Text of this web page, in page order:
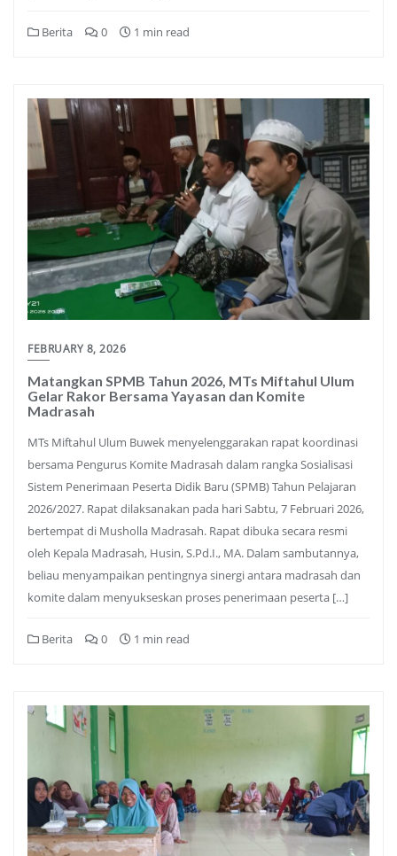
Berita 0 1 min read
FEBRUARY 8, 2026
Matangkan SPMB Tahun 2026, MTs Miftahul Ulum
Gelar Rakor Bersama Yayasan dan Komite
Madrasah
MTs Miftahul Ulum Buwek menyelenggarakan rapat koordinasi
bersama Pengurus Komite Madrasah dalam rangka Sosialisasi
Sistem Penerimaan Peserta Didik Baru (SPMB) Tahun Pelajaran
2026/2027. Rapat dilaksanakan pada hari Sabtu, 7 Februari 2026,
bertempat di Musholla Madrasah. Rapat dibuka secara resmi
oleh Kepala Madrasah, Husin, S.Pd.I., MA. Dalam sambutannya,
beliau menyampaikan pentingnya sinergi antara madrasah dan
komite dalam menyukseskan proses penerimaan peserta […]
Berita 0 1 min read